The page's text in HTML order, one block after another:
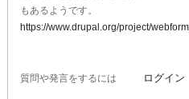
もあるようです。
https://www.drupal.org/project/
質問や発言をするには ログイン